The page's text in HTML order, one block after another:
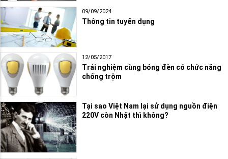
09/09/2024
Thông tin tuyển dụng
12/05/2017
Trải nghiệm cùng bóng đèn có chức năng
chống trộm
Tại sao Việt Nam lại sử dụng nguồn điện
220V còn Nhật thì không?